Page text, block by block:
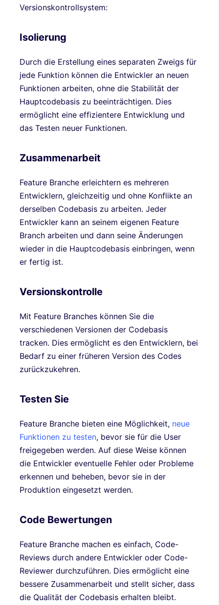
Versionskontrollsystem:
Isolierung
Durch die Erstellung eines separaten Zweigs für
jede Funktion können die Entwickler an neuen
Funktionen arbeiten, ohne die Stabilität der
Hauptcodebasis zu beeinträchtigen. Dies
ermöglicht eine effizientere Entwicklung und
das Testen neuer Funktionen.
Zusammenarbeit
Feature Branche erleichtern es mehreren
Entwicklern, gleichzeitig und ohne Konflikte an
derselben Codebasis zu arbeiten. Jeder
Entwickler kann an seinem eigenen Feature
Branch arbeiten und dann seine Änderungen
wieder in die Hauptcodebasis einbringen, wenn
er fertig ist.
Versionskontrolle
Mit Feature Branches können Sie die
verschiedenen Versionen der Codebasis
tracken. Dies ermöglicht es den Entwicklern, bei
Bedarf zu einer früheren Version des Codes
zurückzukehren.
Testen Sie
Feature Branche bieten eine Möglichkeit, neue
Funktionen zu testen, bevor sie für die User
freigegeben werden. Auf diese Weise können
die Entwickler eventuelle Fehler oder Probleme
erkennen und beheben, bevor sie in der
Produktion eingesetzt werden.
Code Bewertungen
Feature Branche machen es einfach, Code-
Reviews durch andere Entwickler oder Code-
Reviewer durchzuführen. Dies ermöglicht eine
bessere Zusammenarbeit und stellt sicher, dass
die Qualität der Codebasis erhalten bleibt.